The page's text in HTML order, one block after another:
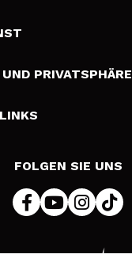
PRIVATSPHÄRE
und Datenschutz
FOLGEN SIE UNS